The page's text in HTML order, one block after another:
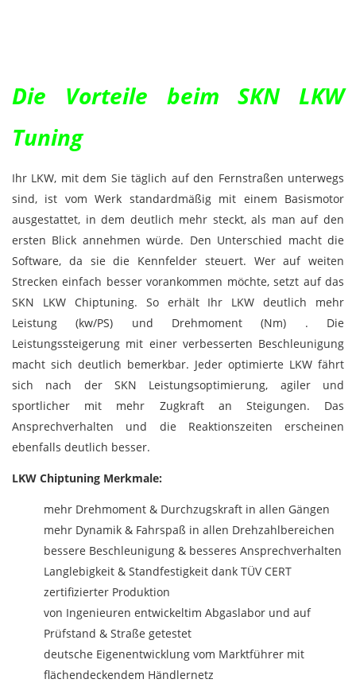
Die Vorteile beim SKN LKW
Tuning
Ihr LKW, mit dem Sie täglich auf den Fernstraßen unterwegs
sind, ist vom Werk standardmäßig mit einem Basismotor
ausgestattet, in dem deutlich mehr steckt, als man auf den
ersten Blick annehmen würde. Den Unterschied macht die
Software, da sie die Kennfelder steuert. Wer auf weiten
Strecken einfach besser vorankommen möchte, setzt auf das
SKN LKW Chiptuning. So erhält Ihr LKW deutlich mehr
Leistung (kw/PS) und Drehmoment (Nm) . Die
Leistungssteigerung mit einer verbesserten Beschleunigung
macht sich deutlich bemerkbar. Jeder optimierte LKW fährt
sich nach der SKN Leistungsoptimierung, agiler und
sportlicher mit mehr Zugkraft an Steigungen. Das
Ansprechverhalten und die Reaktionszeiten erscheinen
ebenfalls deutlich besser.
LKW Chiptuning Merkmale:
mehr Drehmoment & Durchzugskraft in allen Gängen
mehr Dynamik & Fahrspaß in allen Drehzahlbereichen
bessere Beschleunigung & besseres Ansprechverhalten
Langlebigkeit & Standfestigkeit dank TÜV CERT
zertifizierter Produktion
von Ingenieuren entwickeltim Abgaslabor und auf
Prüfstand & Straße getestet
deutsche Eigenentwicklung vom Marktführer mit
flächendeckendem Händlernetz